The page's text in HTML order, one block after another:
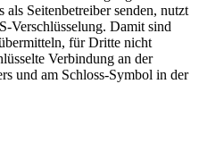
Seitenbetreiber senden, nutzt
Verschlüsselung. Damit sind
für Dritte nicht
Verbindung an der
und am Schloss-Symbol in der